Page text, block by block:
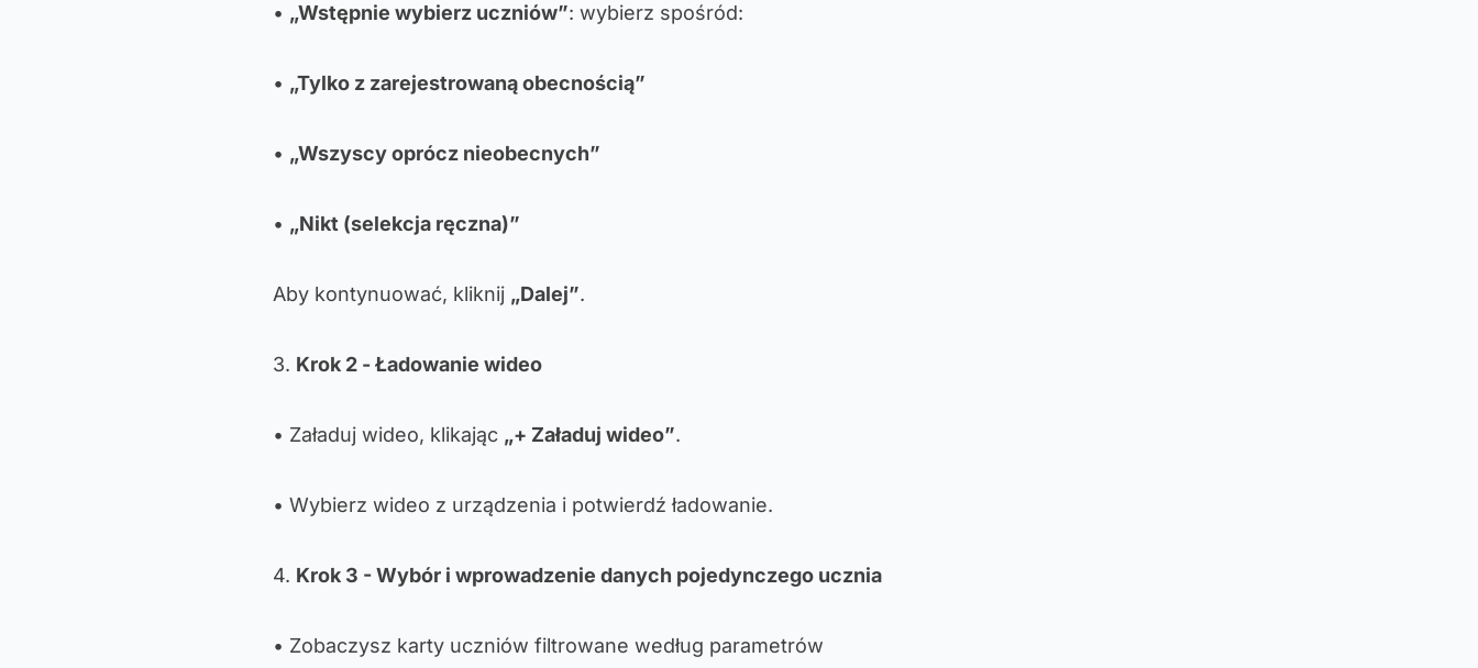
• „Wstępnie wybierz uczniów”: wybierz spośród:
• „Tylko z zarejestrowaną obecnością”
• „Wszyscy oprócz nieobecnych”
• „Nikt (selekcja ręczna)”
Aby kontynuować, kliknij „Dalej”.
3. Krok 2 - Ładowanie wideo
• Załaduj wideo, klikając „+ Załaduj wideo”.
• Wybierz wideo z urządzenia i potwierdź ładowanie.
4. Krok 3 - Wybór i wprowadzenie danych pojedynczego ucznia
• Zobaczysz karty uczniów filtrowane według parametrów